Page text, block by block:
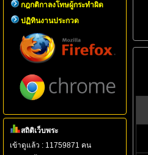
กฎกติกาลงโทษผู้กระทำผิด
ปฏิทินงานประกวด
สถิติเว็บพระ
เข้าดูแล้ว : 11759871 คน